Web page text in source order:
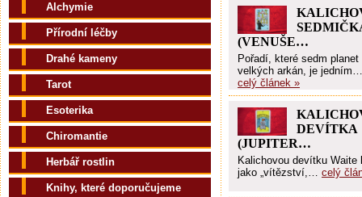
(VENUŠE…
Pořadí, které sedm
velkých arkán, je jedním…
celý článek »
DEVÍTKA
(JUPITER…
Kalichovou devítku Waite
jako „vítězství,… celý
Alchymie
Přírodní léčby
Drahé kameny
Tarot
Esoterika
Chiromantie
Herbář rostlin
Knihy, které doporučujeme